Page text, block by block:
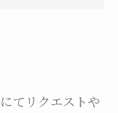
にてリクエストや